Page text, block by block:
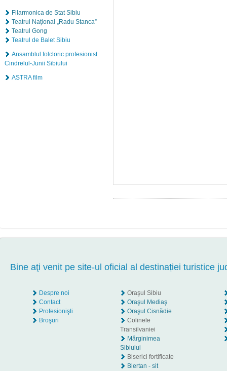
Filarmonica de Stat Sibiu
Teatrul Naţional „Radu Stanca”
Teatrul Gong
Teatrul de Balet Sibiu
Ansamblul folcloric profesionist
Cindrelul-Junii Sibiului
ASTRA film
Bine aţi venit pe site-ul oficial al destinației turistice
Despre noi
Contact
Profesionişti
Broşuri
Oraşul Sibiu
Oraşul Mediaş
Oraşul Cisnădie
Colinele
Transilvaniei
Mărginimea
Sibiului
Biserici fortificate
Biertan - sit